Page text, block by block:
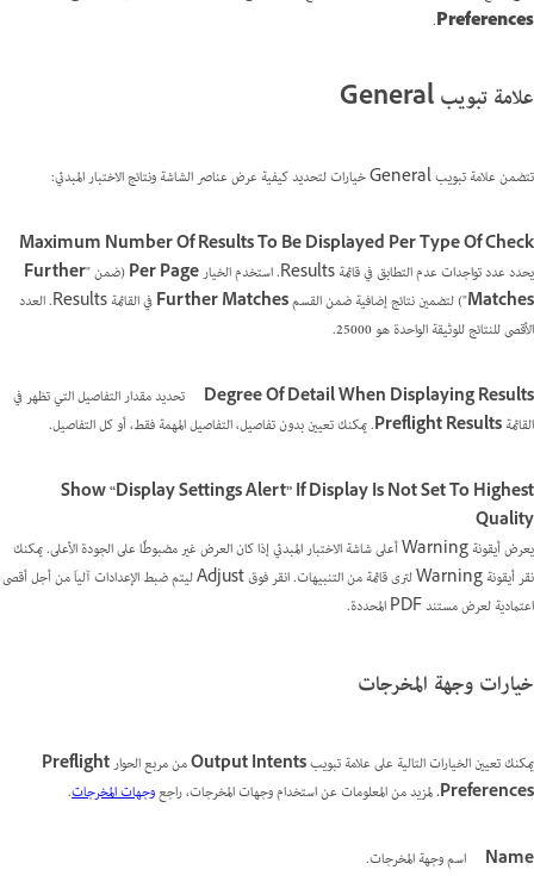
Preferences
.
علامة تبويب General
تتضمن علامة تبويب General خيارات لتحديد كيفية عرض عناصر الشاشة ونتائج الاختبار المبدئي:
Maximum Number Of Results To Be Displayed Per Type Of Check
يحدد عدد تواجدات عدم التطابق في قائمة Results. استخدم الخيار
Per Page(ضمن "Further
Matches") لتضمين نتائج إضافية ضمن القسمFurther Matches
في القائمة Results. العدد
الأقصى للنتائج للوثيقة الواحدة هو 25000.
Degree Of Detail When Displaying Results
تحديد مقدار التفاصيل التي تظهر في
القائمةPreflight Results. يمكنك تعيين بدون تفاصيل، التفاصيل المهمة فقط، أو كل التفاصيل.
Show “Display Settings Alert” If Display Is Not Set To Highest
Quality
يعرض أيقونة Warning أعلى شاشة الاختبار المبدئي إذا كان العرض غير مضبوطًا على الجودة الأعلى. يمكنك
نقر أيقونة Warning لترى قائمة من التنبيهات. انقر فوق Adjust ليتم ضبط الإعدادات آلياَ من أجل أقصى
اعتمادية لعرض مستند PDF المحددة.
خيارات وجهة المخرجات
يمكنك تعيين الخيارات التالية على علامة تبويبOutput Intentsمن مربع الحوارPreflight
Preferences. لمزيد من المعلومات عن استخدام وجهات المخرجات، راجعوجهات المخرجات.
Name اسم وجهة المخرجات.